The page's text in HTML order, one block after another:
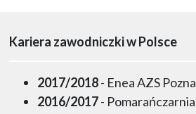
Kariera zawodniczki w Polsce
2017/2018- Enea AZS
2016/2017-